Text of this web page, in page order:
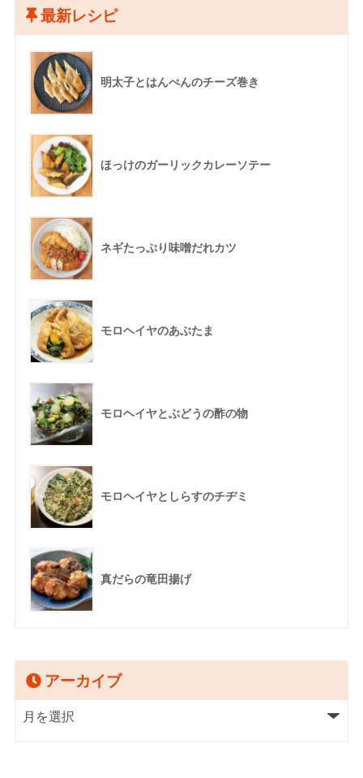
最新レシピ
明太子とはんぺんのチーズ巻き
ほっけのガーリックカレーソテー
ネギたっぷり味噌だれカツ
モロヘイヤのあぶたま
モロヘイヤとぶどうの酢の物
モロヘイヤとしらすのチヂミ
真だらの竜田揚げ
アーカイブ